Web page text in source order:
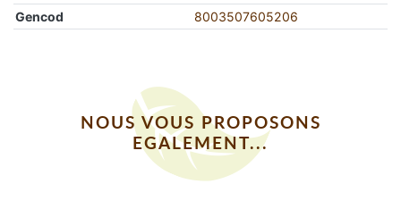
Gencod
8003507605206
NOUS VOUS PROPOSONS
EGALEMENT...